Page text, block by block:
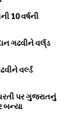
10 વર્ષની
ગઢવીને વર્લ્‌ડ
વર્લ્ડ
પર ગુજરાતનું
બન્યા